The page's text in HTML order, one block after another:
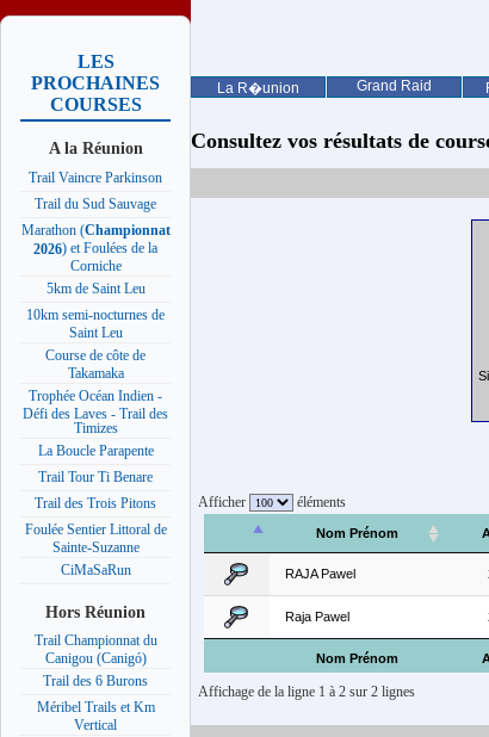
La R�union Grand Raid
LES
PROCHAINES
COURSES
A la Réunion
Trail Vaincre Parkinson
Trail du Sud Sauvage
Marathon (Championnat
2026) et Foulées de la
Corniche
5km de Saint Leu
10km semi-nocturnes de
Saint Leu
Course de côte de
Takamaka
Trophée Océan Indien -
Défi des Laves - Trail des
Timizes
La Boucle Parapente
Trail Tour Ti Benare
Trail des Trois Pitons
Foulée Sentier Littoral de
Sainte-Suzanne
CiMaSaRun
Hors Réunion
Trail Championnat du
Canigou (Canigó)
Trail des 6 Burons
Méribel Trails et Km
Vertical
Consultez vos résultats de
Afficher éléments
Nom Prénom
Nom Prénom
RAJA Pawel
Raja Pawel
Affichage de la ligne 1 à 2 sur 2 lignes